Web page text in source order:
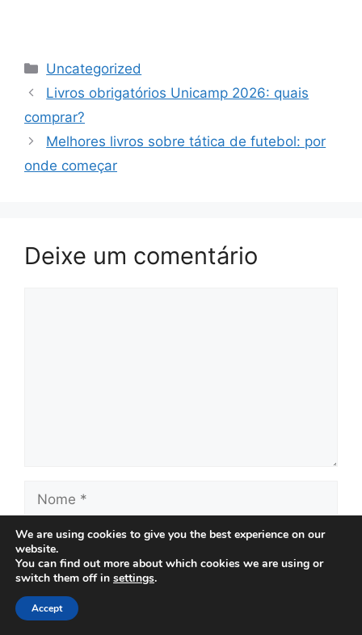
Categorias
Uncategorized
Livros obrigatórios Unicamp 2026: quais
comprar?
Melhores livros sobre tática de futebol: por
onde começar
Deixe um comentário
E-
mail
Site
We are using cookies to give you the best experience on our
website.
You can find out more about which cookies we are using or
switch them off in settings.
Accept